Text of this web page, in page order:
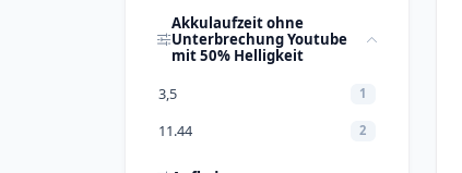
Akkulaufzeit ohne
Unterbrechung Youtube
mit 50% Helligkeit
3,5
1
11.44 2